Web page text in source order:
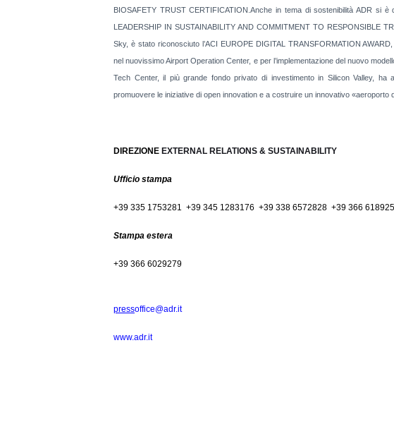
BIOSAFETY TRUST CERTIFICATION.Anche in tema di sostenibilità ADR si
LEADERSHIP IN SUSTAINABILITY AND COMMITMENT TO RESPONSIBLE
Sky, è stato riconosciuto l’ACI EUROPE DIGITAL TRANSFORMATION
nel nuovissimo Airport Operation Center, e per l’implementazione del nuovo
Tech Center, il più grande fondo privato di investimento in Silicon Valley,
promuovere le iniziative di open innovation e a costruire un innovativo «aeroporto
DIREZIONE EXTERNAL RELATIONS & SUSTAINABILITY
Ufficio stampa
+39 335 1753281 +39 345 1283176 +39 338 6572828 +39 366
Stampa estera
+39 366 6029279
pressoffice@adr.it
www.adr.it